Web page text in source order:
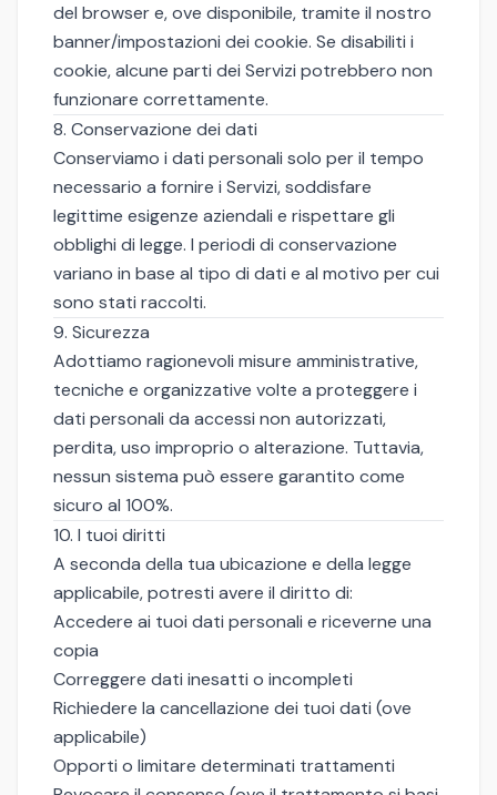
del browser e, ove disponibile, tramite il nostro
banner/impostazioni dei cookie. Se disabiliti i
cookie, alcune parti dei Servizi potrebbero non
funzionare correttamente.
8. Conservazione dei dati
Conserviamo i dati personali solo per il tempo
necessario a fornire i Servizi, soddisfare
legittime esigenze aziendali e rispettare gli
obblighi di legge. I periodi di conservazione
variano in base al tipo di dati e al motivo per cui
sono stati raccolti.
9. Sicurezza
Adottiamo ragionevoli misure amministrative,
tecniche e organizzative volte a proteggere i
dati personali da accessi non autorizzati,
perdita, uso improprio o alterazione. Tuttavia,
nessun sistema può essere garantito come
sicuro al 100%.
10. I tuoi diritti
A seconda della tua ubicazione e della legge
applicabile, potresti avere il diritto di:
Accedere ai tuoi dati personali e riceverne una
copia
Correggere dati inesatti o incompleti
Richiedere la cancellazione dei tuoi dati (ove
applicabile)
Opporti o limitare determinati trattamenti